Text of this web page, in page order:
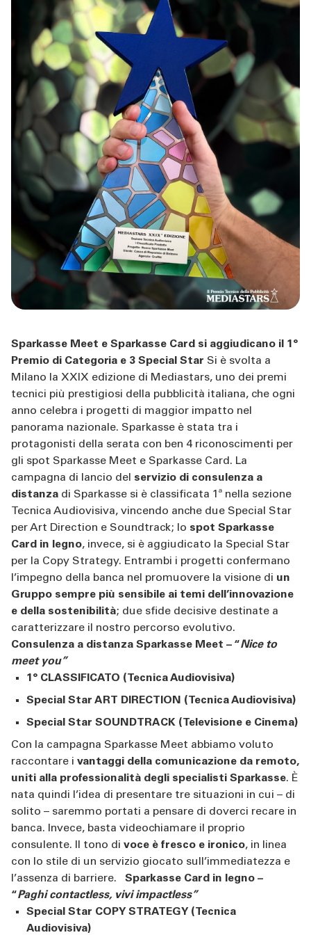
ATTUALITÀ
CONTATTI
Sparkasse Meet e Sparkasse Card si aggiudicano il 1°
Premio di Categoria e 3 Special Star Si è svolta a
Milano la XXIX edizione di Mediastars, uno dei premi
tecnici più prestigiosi della pubblicità italiana, che ogni
anno celebra i progetti di maggior impatto nel
panorama nazionale. Sparkasse è stata tra i
protagonisti della serata con ben 4 riconoscimenti per
gli spot Sparkasse Meet e Sparkasse Card. La
campagna di lancio del servizio di consulenza a
distanza di Sparkasse si è classificata 1ª nella sezione
Tecnica Audiovisiva, vincendo anche due Special Star
per Art Direction e Soundtrack; lo spot Sparkasse
Card in legno, invece, si è aggiudicato la Special Star
per la Copy Strategy. Entrambi i progetti confermano
l’impegno della banca nel promuovere la visione di un
Gruppo sempre più sensibile ai temi dell’innovazione
e della sostenibilità; due sfide decisive destinate a
caratterizzare il nostro percorso evolutivo.
Consulenza a distanza Sparkasse Meet – “Nice to
meet you”
1° CLASSIFICATO (Tecnica Audiovisiva)
Special Star ART DIRECTION (Tecnica Audiovisiva)
Special Star SOUNDTRACK (Televisione e Cinema)
Con la campagna Sparkasse Meet abbiamo voluto
raccontare i vantaggi della comunicazione da remoto,
uniti alla professionalità degli specialisti Sparkasse. È
nata quindi l’idea di presentare tre situazioni in cui – di
solito – saremmo portati a pensare di doverci recare in
banca. Invece, basta videochiamare il proprio
consulente. Il tono di voce è fresco e ironico, in linea
con lo stile di un servizio giocato sull’immediatezza e
l’assenza di barriere. Sparkasse Card in legno –
“Paghi contactless, vivi impactless”
Special Star COPY STRATEGY (Tecnica
Audiovisiva)